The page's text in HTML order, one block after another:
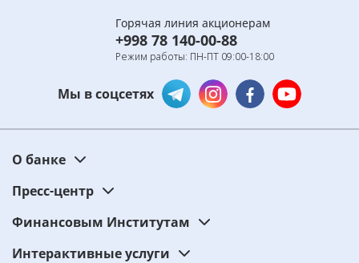
Горячая линия акционерам
+998 78 140-00-88
Режим работы: ПН-ПТ 09:00-18:00
Мы в соцсетях
О банке
Пресс-центр
Финансовым Институтам
Интерактивные услуги